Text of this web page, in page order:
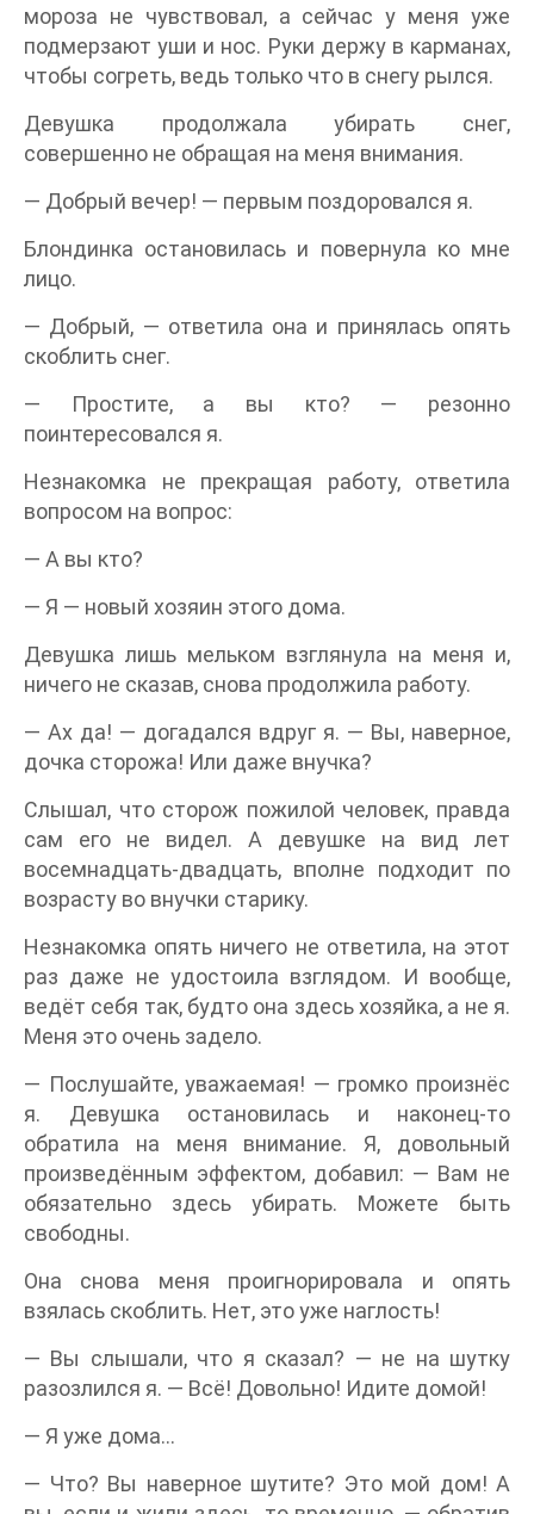
мороза не чувствовал, а сейчас у меня уже
подмерзают уши и нос. Руки держу в карманах,
чтобы согреть, ведь только что в снегу рылся.
Девушка продолжала убирать снег,
совершенно не обращая на меня внимания.
— Добрый вечер! — первым поздоровался я.
Блондинка остановилась и повернула ко мне
лицо.
— Добрый, — ответила она и принялась опять
скоблить снег.
— Простите, а вы кто? — резонно
поинтересовался я.
Незнакомка не прекращая работу, ответила
вопросом на вопрос:
— А вы кто?
— Я — новый хозяин этого дома.
Девушка лишь мельком взглянула на меня и,
ничего не сказав, снова продолжила работу.
— Ах да! — догадался вдруг я. — Вы, наверное,
дочка сторожа! Или даже внучка?
Слышал, что сторож пожилой человек, правда
сам его не видел. А девушке на вид лет
восемнадцать-двадцать, вполне подходит по
возрасту во внучки старику.
Незнакомка опять ничего не ответила, на этот
раз даже не удостоила взглядом. И вообще,
ведёт себя так, будто она здесь хозяйка, а не я.
Меня это очень задело.
— Послушайте, уважаемая! — громко произнёс
я. Девушка остановилась и наконец-то
обратила на меня внимание. Я, довольный
произведённым эффектом, добавил: — Вам не
обязательно здесь убирать. Можете быть
свободны.
Она снова меня проигнорировала и опять
взялась скоблить. Нет, это уже наглость!
— Вы слышали, что я сказал? — не на шутку
разозлился я. — Всё! Довольно! Идите домой!
— Я уже дома…
— Что? Вы наверное шутите? Это мой дом! А